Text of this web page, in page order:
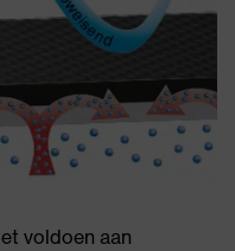
voldoen aan